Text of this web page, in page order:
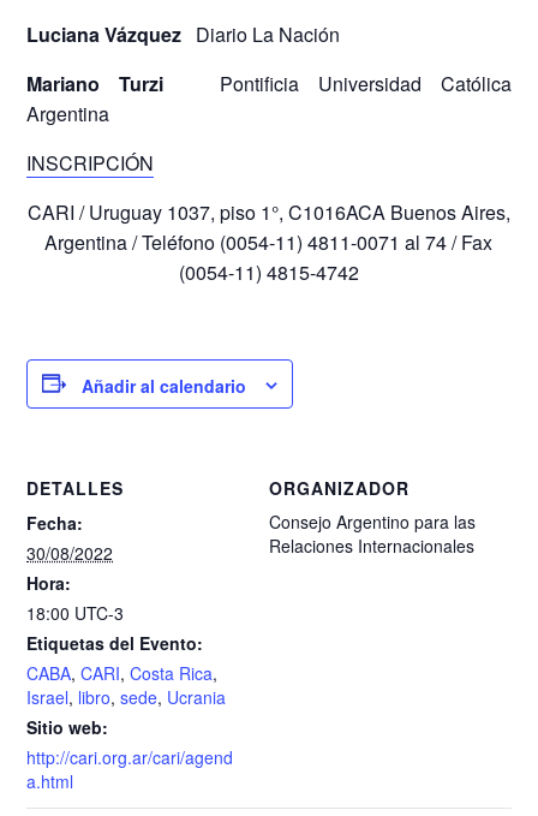
Luciana Vázquez Diario La Nación
Mariano Turzi Pontificia Universidad Católica
Argentina
INSCRIPCIÓN
CARI / Uruguay 1037, piso 1°, C1016ACA Buenos Aires,
Argentina / Teléfono (0054-11) 4811-0071 al 74 / Fax
(0054-11) 4815-4742
Añadir al calendario
DETALLES
Fecha:
30/08/2022
Hora:
18:00 UTC-3
Etiquetas del Evento:
CABA,CARI,Costa Rica,
Israel, libro,sede, Ucrania
Sitio web:
http://cari.org.ar/cari/agend
a.html
ORGANIZADOR
Consejo Argentino para las
Relaciones Internacionales